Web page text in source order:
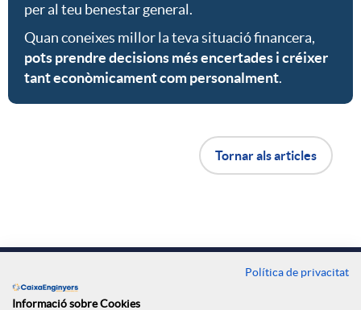
per al teu benestar general.
Quan coneixes millor la teva situació financera,
pots prendre decisions més encertades i créixer
tant econòmicament com personalment.
t
Tornar als articles
Política de privacitat
Informació sobre Cookies